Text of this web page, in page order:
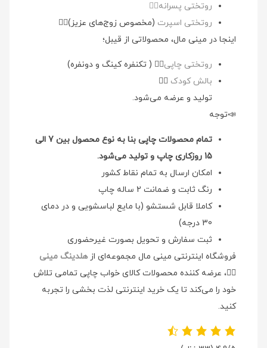
روتختی پسرانه👉🏻
روتختی اسپرت (مخصوص زوج‌های عزیز)👉🏻
اینجا در مینی مال، محصولاتی از قیبل؛
روتختی چاپی👉🏻 ( تکنفره کینگ و دونفره)
بالش کودک 👉🏻
تولید و عرضه می‌شود.
📣توجه
تمام محصولات چاپی بنا به نوع محصول بین 7 الی
15 روزکاری چاپ و تولید می‌شود.
امکان ارسال به تمام نقاط کشور
رنگ ثابت و ضمانت 2 ساله چاپ
کاملا قابل شستشو (با مایع لباسشویی و در دمای
30 درجه)
ثبت سفارش و تحویل بصورت غیرحضوری
فروشگاه اینترنتی مینی مال مجموعه‌ای ازهلدینگ مینی
👉🏻، عرضه کننده محصولات کالای خواب چاپی تمامی تلاش
خود را می‌کند تا یک خرید اینترنتی لذت بخشی را تجربه
کنید.